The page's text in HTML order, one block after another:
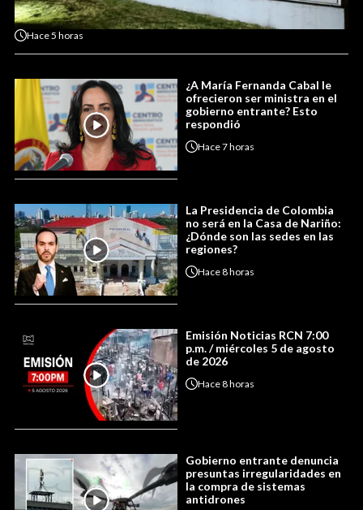
Hace5 horas
¿A María Fernanda Cabal le
ofrecieron ser ministra en el
gobierno entrante? Esto
respondió
Hace7 horas
La Presidencia de Colombia
no será en la Casa de Nariño:
¿Dónde son las sedes en las
regiones?
Hace8 horas
Emisión Noticias RCN 7:00
p.m. / miércoles 5 de agosto
de 2026
Hace8 horas
Gobierno entrante denuncia
presuntas irregularidades en
la compra de sistemas
antidrones